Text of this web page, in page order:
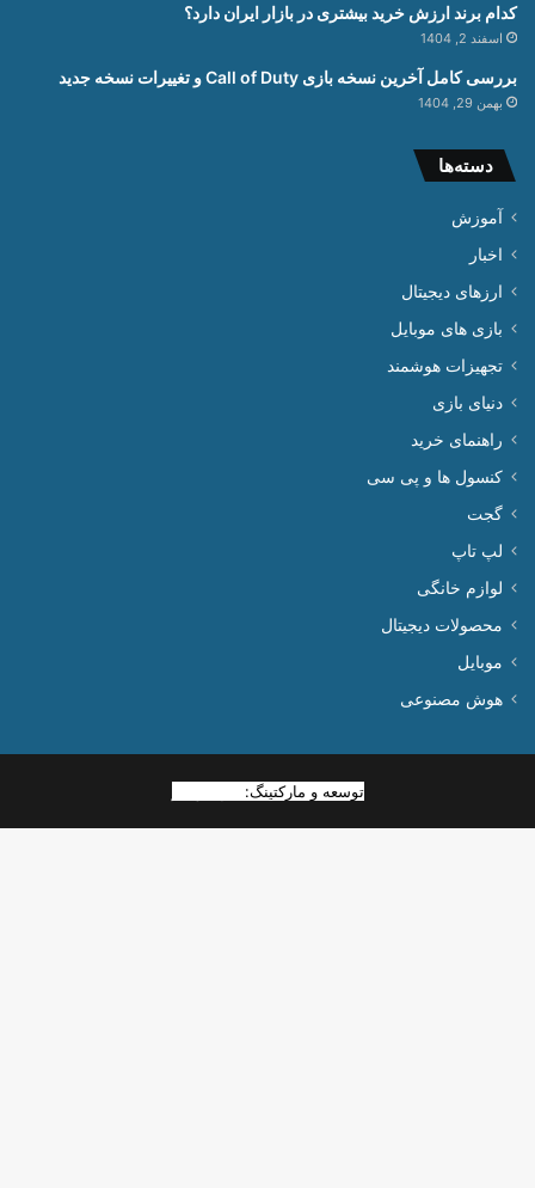
کدام برند ارزش خرید بیشتری در بازار ایران دارد؟
اسفند 2, 1404
بررسی کامل آخرین نسخه بازی Call of Duty و تغییرات نسخه جدید
بهمن 29, 1404
دسته‌ها
آموزش
اخبار
ارزهای دیجیتال
بازی های موبایل
تجهیزات هوشمند
دنیای بازی
راهنمای خرید
کنسول ها و پی سی
گجت
لپ تاپ
لوازم خانگی
محصولات دیجیتال
موبایل
هوش مصنوعی
توسعه و مارکتینگ: